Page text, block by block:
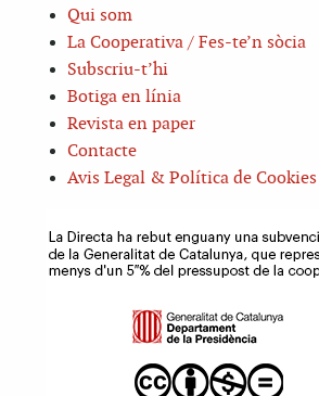
Qui som
La Cooperativa / Fes-te’n sòcia
Subscriu-t’hi
Botiga en línia
Revista en paper
Contacte
Avis Legal & Política de Cookies